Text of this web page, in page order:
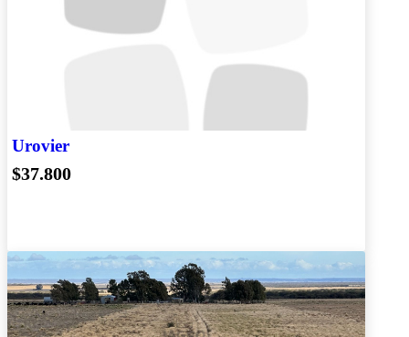
Urovier
$37.800